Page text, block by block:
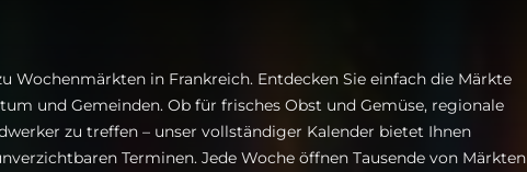
Wochenmärkten in Frankreich. Entdecken Sie einfach die Märkte
und Gemeinden. Ob für frisches Obst und Gemüse, regionale
zu treffen – unser vollständiger Kalender bietet Ihnen
Terminen. Jede Woche öffnen Tausende von Märkten